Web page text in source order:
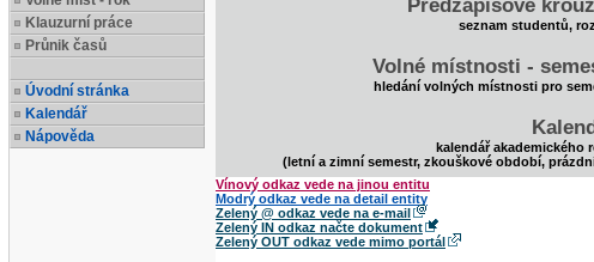
Klauzurní práce
Průnik časů
Úvodní stránka
Kalendář
Nápověda
Předzápisové
seznam studentů,
Volné místnosti -
hledání volných místnosti pro
kalendář akademického
(letní a zimní semestr, zkouškové období,
Vínový odkaz vede na jinou entitu
Modrý odkaz vede na detail entity
Zelený @ odkaz vede na e-mail
Zelený IN odkaz načte dokument
Zelený OUT odkaz vede mimo portál